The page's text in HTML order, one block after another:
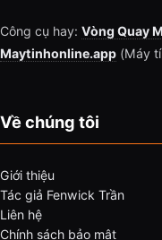
Công cụ hay: Vòng Quay
Maytinhonline.app (Máy
Về chúng tôi
Giới thiệu
Tác giả Fenwick Trần
Liên hệ
Chính sách bảo mật